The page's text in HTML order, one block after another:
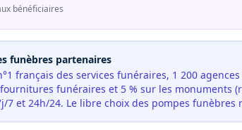
bénéficiaires
funèbres partenaires
français des services funéraires, 1 200
funéraires et 5 % sur les monuments
7 et 24h/24. Le libre choix des pompes